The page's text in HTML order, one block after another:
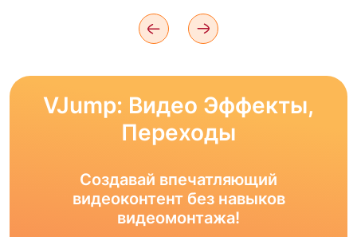
VJump: Видео Эффекты,
Переходы
Создавай впечатляющий
видеоконтент без навыков
видеомонтажа!